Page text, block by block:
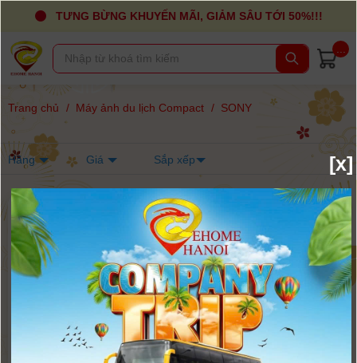
TƯNG BỪNG KHUYẾN MÃI, GIẢM SÂU TỚI 50%!!!
Trang chủ / Máy ảnh du lịch Compact / SONY
Hãng Giá Sắp xếp
-12%
[x]